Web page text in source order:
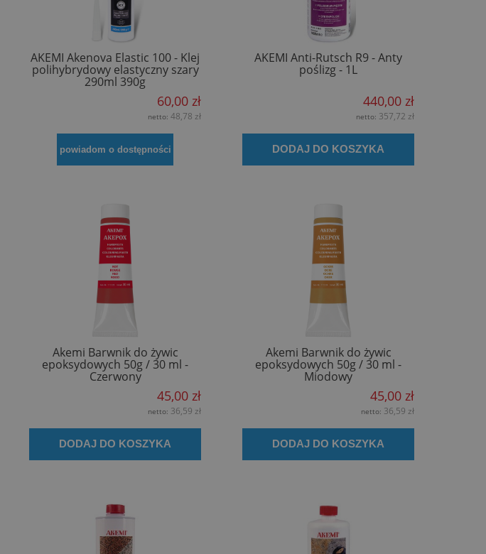
AKEMI Akenova Elastic 100 - Klej
polihybrydowy elastyczny szary
290ml 390g
60,00 zł
netto: 48,78 zł
powiadom o dostępności
AKEMI Anti-Rutsch R9 - Anty
poślizg - 1L
440,00 zł
netto: 357,72 zł
DODAJ DO KOSZYKA
Akemi Barwnik do żywic
epoksydowych 50g / 30 ml -
Czerwony
45,00 zł
netto: 36,59 zł
DODAJ DO KOSZYKA
Akemi Barwnik do żywic
epoksydowych 50g / 30 ml -
Miodowy
45,00 zł
netto: 36,59 zł
DODAJ DO KOSZYKA